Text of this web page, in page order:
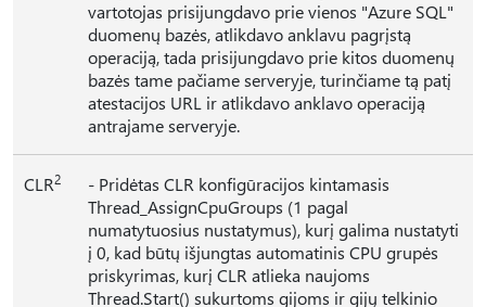
vartotojas prisijungdavo prie vienos "Azure SQL"
duomenų bazės, atlikdavo anklavu pagrįstą
operaciją, tada prisijungdavo prie kitos duomenų
bazės tame pačiame serveryje, turinčiame tą patį
atestacijos URL ir atlikdavo anklavo operaciją
antrajame serveryje.
CLR2
- Pridėtas CLR konfigūracijos kintamasis
Thread_AssignCpuGroups (1 pagal
numatytuosius nustatymus), kurį galima nustatyti
į 0, kad būtų išjungtas automatinis CPU grupės
priskyrimas, kurį CLR atlieka naujoms
Thread.Start() sukurtoms gijoms ir gijų telkinio